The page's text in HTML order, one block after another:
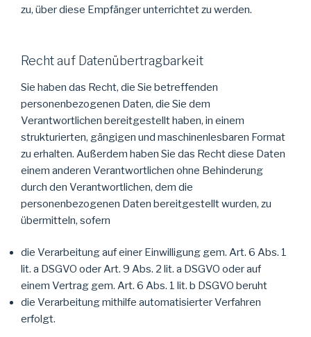
zu, über diese Empfänger unterrichtet zu werden.
Recht auf Datenübertragbarkeit
Sie haben das Recht, die Sie betreffenden
personenbezogenen Daten, die Sie dem
Verantwortlichen bereitgestellt haben, in einem
strukturierten, gängigen und maschinenlesbaren Format
zu erhalten. Außerdem haben Sie das Recht diese Daten
einem anderen Verantwortlichen ohne Behinderung
durch den Verantwortlichen, dem die
personenbezogenen Daten bereitgestellt wurden, zu
übermitteln, sofern
die Verarbeitung auf einer Einwilligung gem. Art. 6 Abs. 1
lit. a DSGVO oder Art. 9 Abs. 2 lit. a DSGVO oder auf
einem Vertrag gem. Art. 6 Abs. 1 lit. b DSGVO beruht
die Verarbeitung mithilfe automatisierter Verfahren
erfolgt.